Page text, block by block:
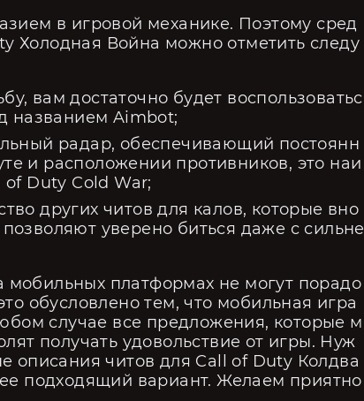
в игровой механике. Поэтому сред
Холодная Война можно отметить следу
вам достаточно будет воспользоватьс
названием Aimbot;
радар, обеспечивающий постоянн
и расположении противников, это наи
Duty Cold War;
других читов для калов, которые вно
уверено биться даже с сильне
платформах не могут порадо
обусловлено тем, что мобильная игра
случае все предложения, которые м
получать удовольствие от игры. Нуж
описания читов для Call of Duty Колдва
подходящий вариант. Желаем приятно